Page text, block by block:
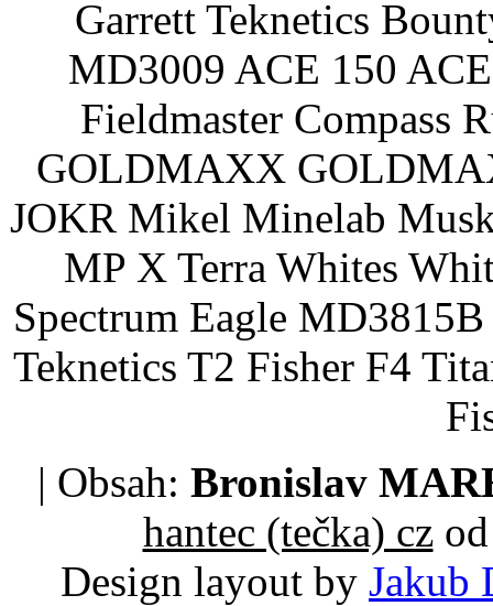
Garrett Teknetics
MD3009 ACE 150
Fieldmaster Compass
GOLDMAXX
JOKR Mikel Minelab
MP X Terra Whites
Spectrum Eagle
Teknetics T2 Fisher F4
| Obsah: Bronislav
hantec (tečka) czod
Design layout by Jakub